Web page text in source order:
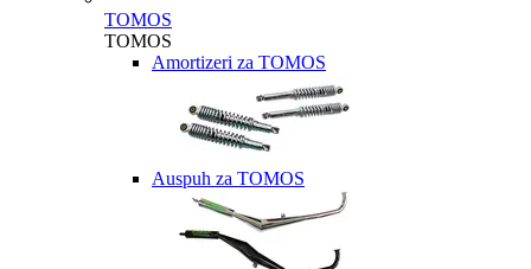
TOMOS
TOMOS
Amortizeri za TOMOS
Auspuh za TOMOS